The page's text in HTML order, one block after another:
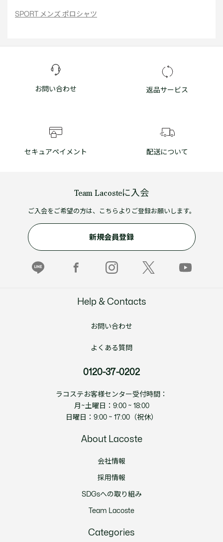
SPORT メンズ ポロシャツ
お問い合わせ 返品サービス
セキュアペイメント 配送について
Team Lacosteに入会
ご入会をご希望の方は、こちらよりご登録お願いします。
新規会員登録
Help & Contacts
お問い合わせ
よくある質問
0120-37-0202
ラコステお客様センター受付時間：
月~土曜日：9:00 ~ 18:00
日曜日：9:00 ~ 17:00（祝休）
About Lacoste
会社情報
採用情報
SDGsへの取り組み
Team Lacoste
Categories